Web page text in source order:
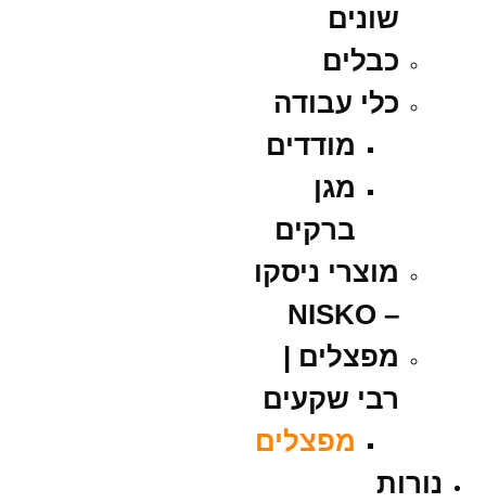
שונים
כבלים
כלי עבודה
מודדים
מגן
ברקים
מוצרי ניסקו
– NISKO
מפצלים |
רבי שקעים
מפצלים
נורות